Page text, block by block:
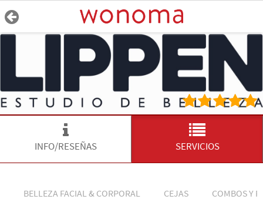
INFO/RESEÑAS SERVICIOS
BELLEZA FACIAL & CORPORAL CEJAS COMBOS Y